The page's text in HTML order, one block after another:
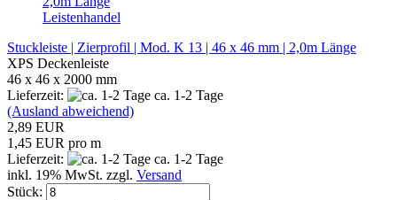
Leistenhandel
Stuckleiste | Zierprofil | Mod. K 13 | 46 x 46 mm | 2,0m Länge
XPS Deckenleiste
46 x 46 x 2000 mm
Lieferzeit:
ca. 1-2 Tage
(Ausland abweichend)
2,89 EUR
1,45 EUR pro m
Lieferzeit:
ca. 1-2 Tage
inkl. 19% MwSt. zzgl. Versand
Stück: